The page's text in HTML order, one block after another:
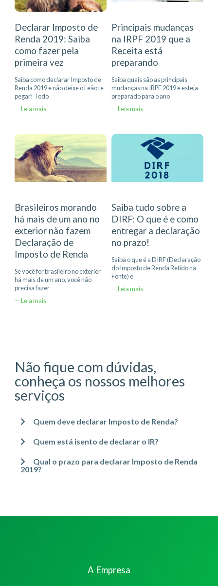
Declarar Imposto de
Renda 2019: Saiba
como fazer pela
primeira vez
Saiba como declarar Imposto de
Renda 2019 e não deixe o Leão te
pegar! Todo
— Leia mais
Principais mudanças
na IRPF 2019 que a
Receita está
preparando
Saiba quais são as principais
mudanças na IRPF 2019 e esteja
preparado para o ano
— Leia mais
Brasileiros morando
há mais de um ano no
exterior não fazem
Declaração de
Imposto de Renda
Se você for brasileiro no exterior
há mais de um ano, você não
precisa fazer
— Leia mais
Saiba tudo sobre a
DIRF: O que é e como
entregar a declaração
no prazo!
Saiba o que é a DIRF (Declaração
do Imposto de Renda Retido na
Fonte) e
— Leia mais
Não fique com dúvidas,
conheça os nossos melhores
serviços
Quem deve declarar Imposto de Renda?
Quem está isento de declarar o IR?
Qual o prazo para declarar Imposto de Renda
2019?
A Empresa